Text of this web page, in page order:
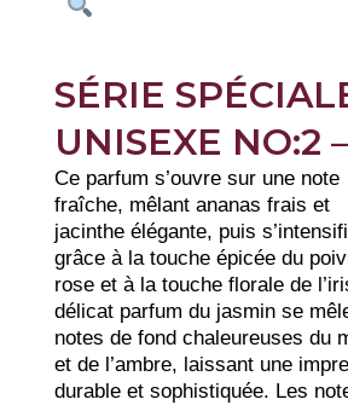
SÉRIE
UNISEXE NO:2
Ce parfum s’ouvre sur une note
fraîche, mêlant ananas frais et
jacinthe élégante, puis
grâce à la touche épicée du
rose et à la touche florale de
délicat parfum du jasmin se
notes de fond chaleureuses du
et de l’ambre, laissant une
durable et sophistiquée. Les